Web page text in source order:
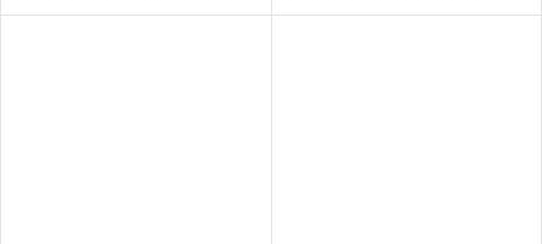
ks
kvalitních bílkovin je kachní...